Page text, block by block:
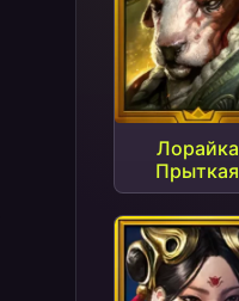
Лорайка
Прыткая